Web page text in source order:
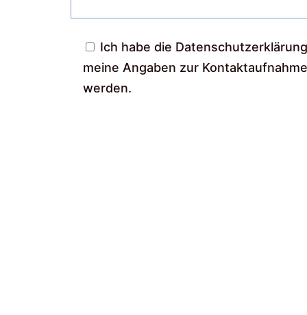
Ich habe die Datenschutzerklärung
meine Angaben zur
werden.